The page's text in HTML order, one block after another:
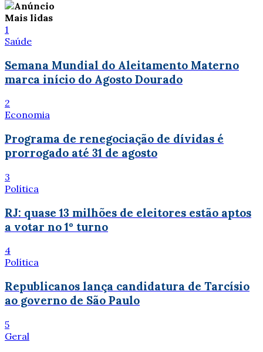
Mais lidas
1
Saúde
Semana Mundial do Aleitamento Materno
marca início do Agosto Dourado
2
Economia
Programa de renegociação de dívidas é
prorrogado até 31 de agosto
3
Política
RJ: quase 13 milhões de eleitores estão aptos
a votar no 1º turno
4
Política
Republicanos lança candidatura de Tarcísio
ao governo de São Paulo
5
Geral